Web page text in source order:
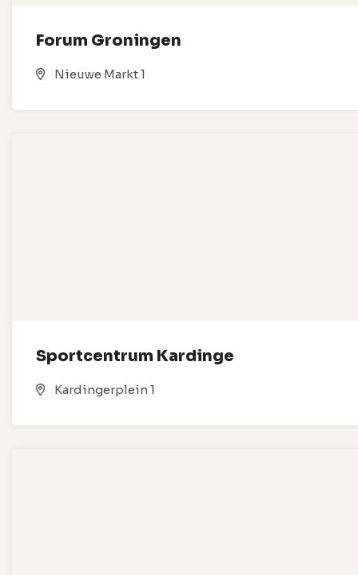
Forum Groningen
Nieuwe Markt 1
Sportcentrum Kardinge
Kardingerplein 1